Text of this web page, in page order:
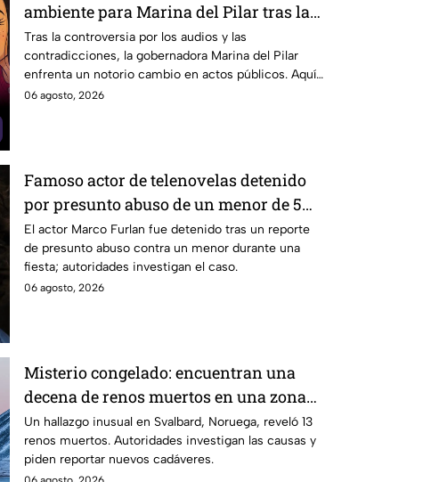
ambiente para Marina del Pilar tras la
polémica
Tras la controversia por los audios y las
contradicciones, la gobernadora Marina del Pilar
enfrenta un notorio cambio en actos públicos. Aquí
te informamos.
06 agosto, 2026
Famoso actor de telenovelas detenido
por presunto abuso de un menor de 5
años; dijo que lo confundió con su
novia
El actor Marco Furlan fue detenido tras un reporte
de presunto abuso contra un menor durante una
fiesta; autoridades investigan el caso.
06 agosto, 2026
Misterio congelado: encuentran una
decena de renos muertos en una zona
del Ártico
Un hallazgo inusual en Svalbard, Noruega, reveló 13
renos muertos. Autoridades investigan las causas y
piden reportar nuevos cadáveres.